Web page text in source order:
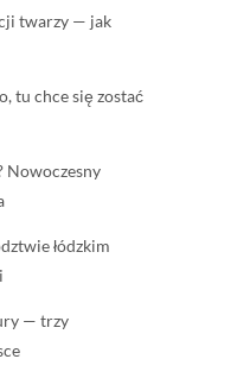
twarzy — jak
tu chce się zostać
Nowoczesny
łódzkim
— trzy